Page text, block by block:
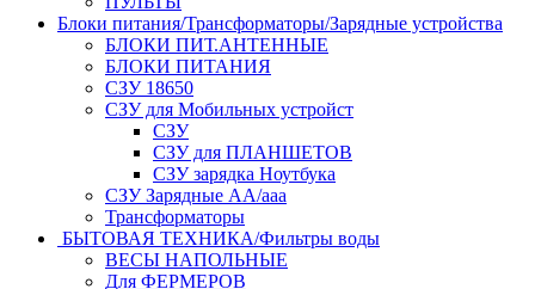
Блоки питания/Трансформаторы/Зарядные устройства
БЛОКИ ПИТ.АНТЕННЫЕ
БЛОКИ ПИТАНИЯ
СЗУ 18650
СЗУ для Мобильных устройст
СЗУ
СЗУ для ПЛАНШЕТОВ
СЗУ зарядка Ноутбука
СЗУ Зарядные АА/ааа
Трансформаторы
БЫТОВАЯ ТЕХНИКА/Фильтры воды
ВЕСЫ НАПОЛЬНЫЕ
Для ФЕРМЕРОВ